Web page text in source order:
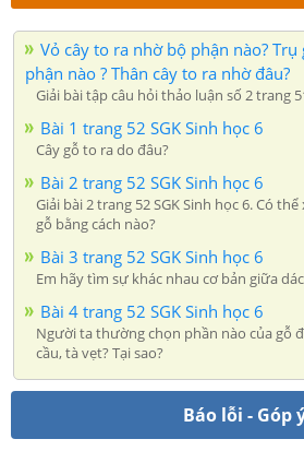
Vỏ cây to ra nhờ bộ phận nào?
phận nào ? Thân cây to ra nhờ đâu?
Giải bài tập câu hỏi thảo luận số 2 trang
Bài 1 trang 52 SGK Sinh học 6
Cây gỗ to ra do đâu?
Bài 2 trang 52 SGK Sinh học 6
Giải bài 2 trang 52 SGK Sinh học 6. Có
gỗ bằng cách nào?
Bài 3 trang 52 SGK Sinh học 6
Em hãy tìm sự khác nhau cơ bản giữa
Bài 4 trang 52 SGK Sinh học 6
Người ta thường chọn phần nào của gỗ
cầu, tà vẹt? Tại sao?
Báo lỗi - Góp